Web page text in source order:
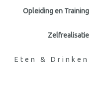
Opleiding en Training
Zelfrealisatie
Eten & Drinken